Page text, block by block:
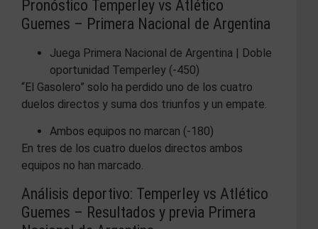
Pronóstico Temperley vs Atlético
Guemes – Primera Nacional de Argentina
Juega Primera Nacional de Argentina | Doble
oportunidad Temperley (-450)
“El Gasolero” solo ha perdido uno de los cuatro
duelos directos y suma dos triunfos y un empate.
Ambos equipos no marcan (-180)
En tres de los cuatro duelos directos ambos
equipos no han marcado.
Análisis deportivo: Temperley vs Atlético
Guemes – Resultados y previa Primera